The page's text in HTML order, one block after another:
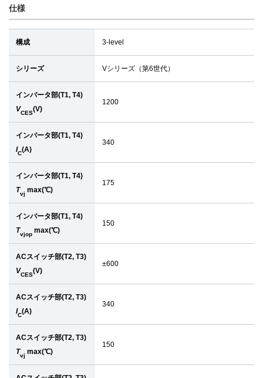
仕様
構成 3-level
シリーズ Vシリーズ（第6世代）
インバータ部(T1, T4)
VCES(V)
1200
インバータ部(T1, T4)
IC(A)
340
インバータ部(T1, T4)
Tvj max(℃)
175
インバータ部(T1, T4)
Tvjop max(℃)
150
ACスイッチ部(T2, T3)
VCES(V)
±600
ACスイッチ部(T2, T3)
IC(A)
340
ACスイッチ部(T2, T3)
Tvj max(℃)
150